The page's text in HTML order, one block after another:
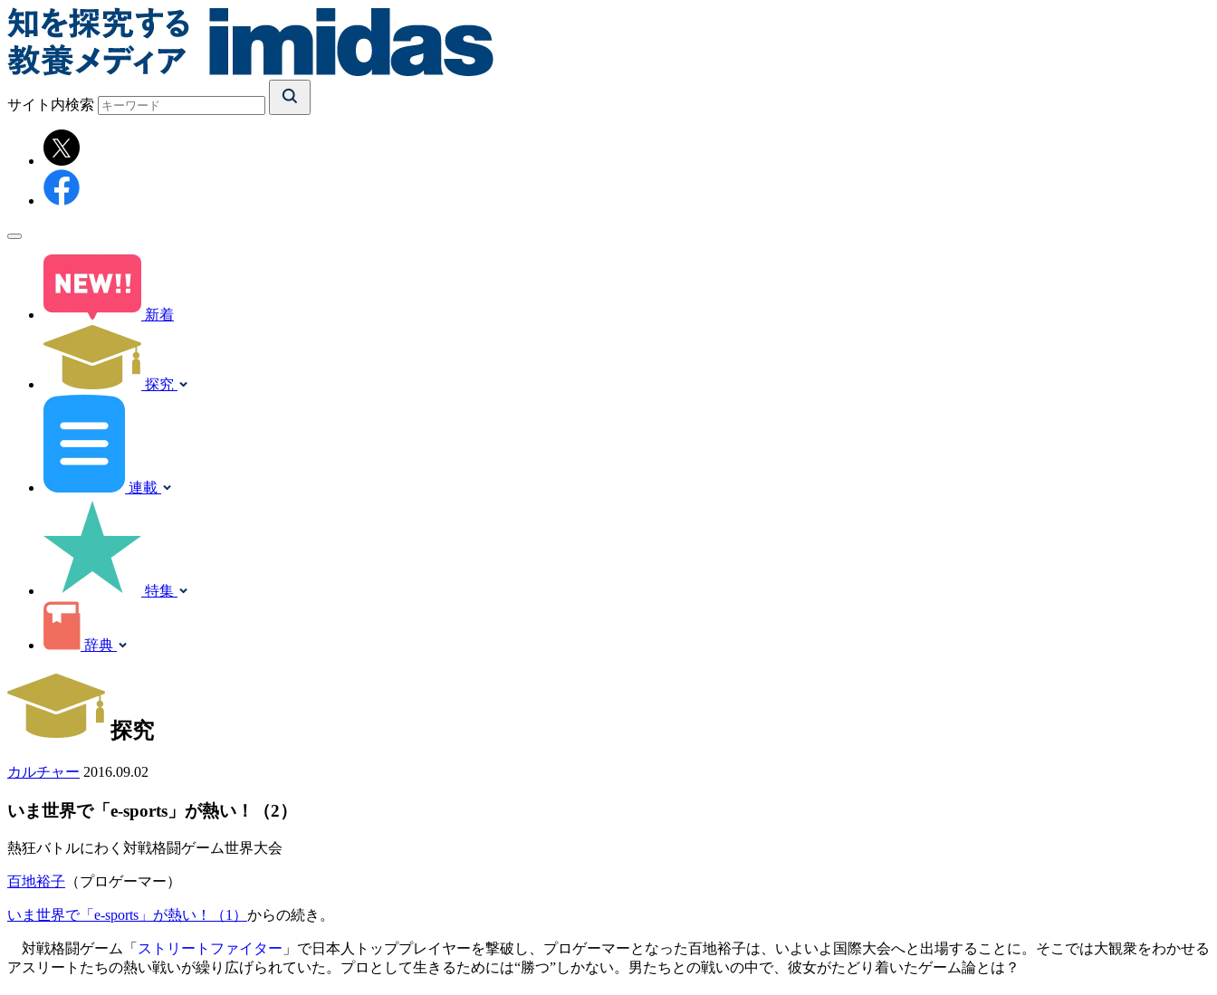
サイト内検索
新着
探究
連載
特集
辞典
探究
カルチャー 2016.09.02
いま世界で「e-sports」が熱い！（2）
熱狂バトルにわく対戦格闘ゲーム世界大会
百地裕子 （プロゲーマー）
いま世界で「e-sports」が熱い！（1） からの続き。
対戦格闘ゲーム「 ストリートファイター 」で日本人トッププレイヤーを撃破し、プロゲーマーとなった百地裕子は、いよいよ国際大会へと出場することに。そこでは大観衆をわかせる
アスリートたちの熱い戦いが繰り広げられていた。プロとして生きるためには“勝つ”しかない。男たちとの戦いの中で、彼女がたどり着いたゲーム論とは？